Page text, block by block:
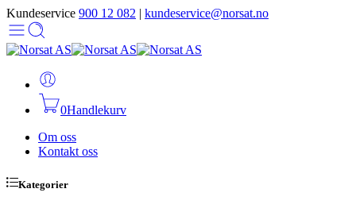
Kundeservice 900 12 082 | kundeservice@norsat.no
0Handlekurv
Om oss
Kontakt oss
Kategorier